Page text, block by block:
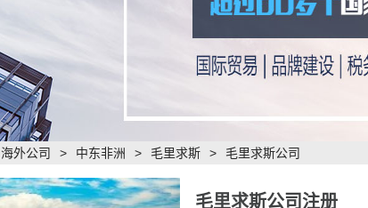
海外公司 > 中东非洲 > 毛里求斯 > 毛里求斯公司
毛里求斯公司注册